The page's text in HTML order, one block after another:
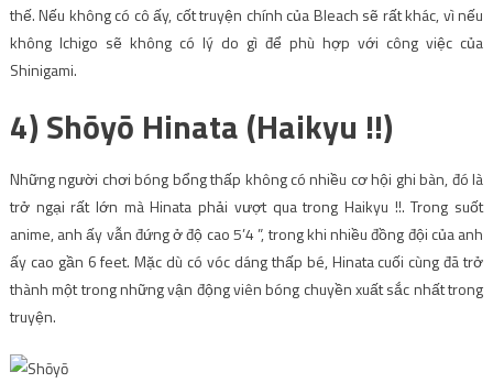
thế. Nếu không có cô ấy, cốt truyện chính của Bleach sẽ rất khác, vì nếu
không Ichigo sẽ không có lý do gì để phù hợp với công việc của
Shinigami.
4) Shōyō Hinata (Haikyu !!)
Những người chơi bóng bổng thấp không có nhiều cơ hội ghi bàn, đó là
trở ngại rất lớn mà Hinata phải vượt qua trong Haikyu !!. Trong suốt
anime, anh ấy vẫn đứng ở độ cao 5’4 ”, trong khi nhiều đồng đội của anh
ấy cao gần 6 feet. Mặc dù có vóc dáng thấp bé, Hinata cuối cùng đã trở
thành một trong những vận động viên bóng chuyền xuất sắc nhất trong
truyện.